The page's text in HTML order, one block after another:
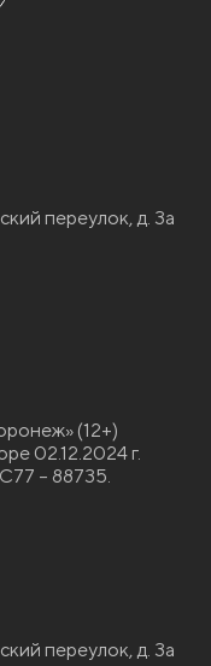
переулок, д. 3а
(12+)
02.12.2024 г.
– 88735.
переулок, д. 3а